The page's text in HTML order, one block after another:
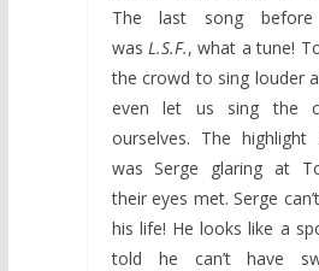
The last song
was L.S.F., what a tune!
the crowd to sing louder
even let us sing the
ourselves. The
was Serge glaring at
their eyes met. Serge
his life! He looks like a
told he can’t have